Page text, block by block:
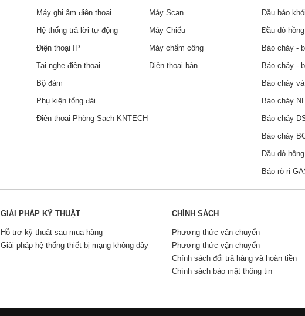
Máy ghi âm điện thoại
Hệ thống trả lời tự động
Điện thoại IP
Tai nghe điện thoại
Bộ đàm
Phụ kiện tổng đài
Điện thoại Phòng Sạch KNTECH
Máy Scan
Máy Chiếu
Máy chấm công
Điện thoại bàn
Đầu báo khói
Đầu dò
Báo cháy -
Báo cháy -
Báo cháy
Báo cháy
Báo cháy
Báo cháy
Đầu dò
Báo rò rỉ
GIẢI PHÁP KỸ THUẬT
Hỗ trợ kỹ thuật sau mua hàng
Giải pháp hệ thống thiết bị mạng không dây
CHÍNH SÁCH
Phương thức vận chuyển
Phương thức vận chuyển
Chính sách đổi trả hàng và hoàn tiền
Chính sách bảo mật thông tin